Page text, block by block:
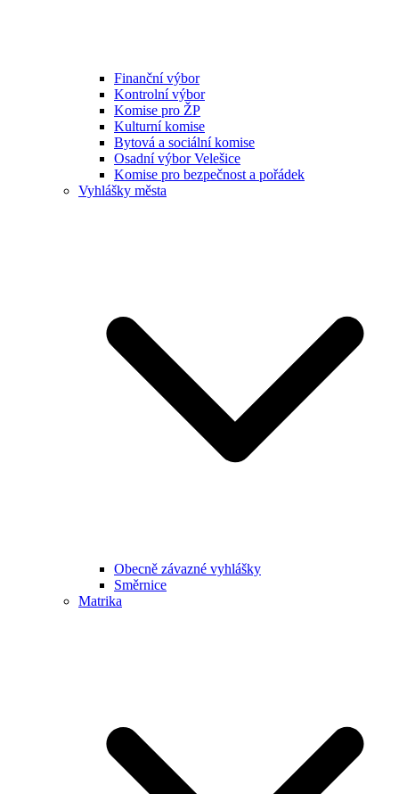
Finanční výbor
Kontrolní výbor
Komise pro ŽP
Kulturní komise
Bytová a sociální komise
Osadní výbor Velešice
Komise pro bezpečnost a pořádek
Vyhlášky města
Obecně závazné vyhlášky
Směrnice
Matrika